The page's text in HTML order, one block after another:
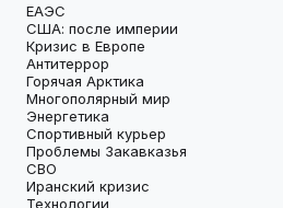
ЕАЭС
США: после империи
Кризис в Европе
Антитеррор
Горячая Арктика
Многополярный мир
Энергетика
Спортивный курьер
Проблемы Закавказья
СВО
Иранский кризис
Технологии